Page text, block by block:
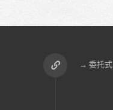
→ 委托